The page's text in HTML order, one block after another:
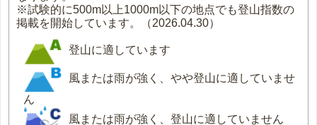
※試験的に500m以上1000m以下の地点でも登山指数の
掲載を開始しています。（2026.04.30）
登山に適しています
風または雨が強く、やや登山に適していませ
ん
風または雨が強く、登山に適していません